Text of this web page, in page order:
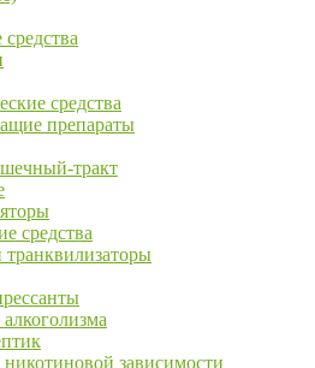
средства
препараты
тракт
средства
зависимости